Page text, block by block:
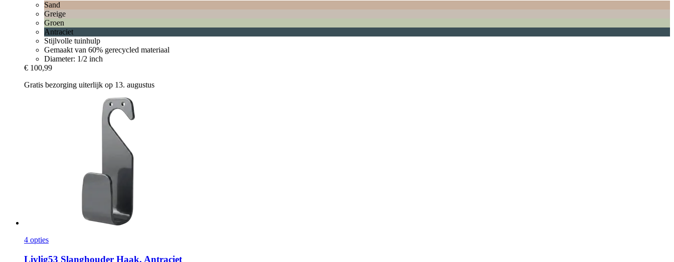
Sand
Greige
Groen
Antraciet
Stijlvolle tuinhulp
Gemaakt van 60% gerecycled materiaal
Diameter: 1/2 inch
€ 100,99
Gratis bezorging uiterlijk op 13. augustus
4 opties
Livlig53 Slanghouder Haak, Antraciet